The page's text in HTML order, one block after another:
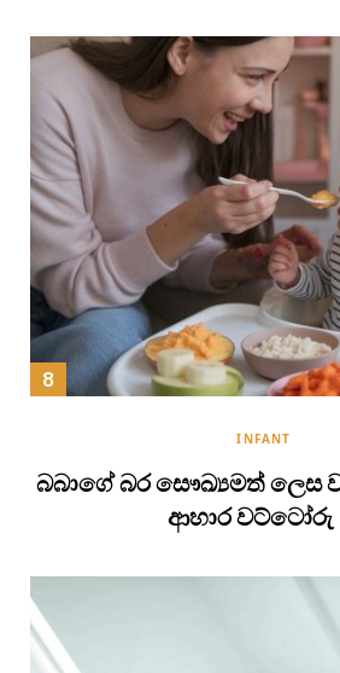
INFANT
බබාගේ බර සෞඛ්‍යමත් ලෙස
ආහාර වට්ටෝරු